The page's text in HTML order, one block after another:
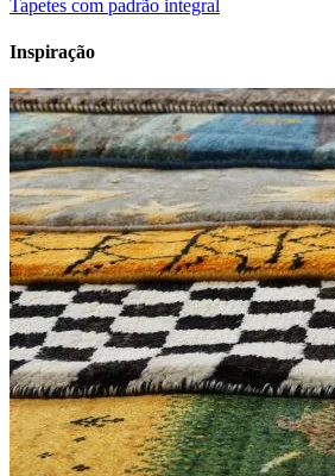
Tapetes com padrão integral
Inspiração